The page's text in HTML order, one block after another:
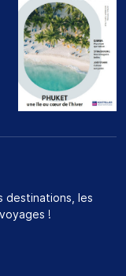
destinations, les
!